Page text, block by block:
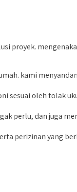
proyek.
kami
sesuai oleh tolak
perlu, dan juga
perizinan yang